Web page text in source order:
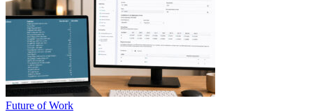
Future of Work